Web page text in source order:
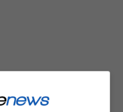
rossore sui palmi